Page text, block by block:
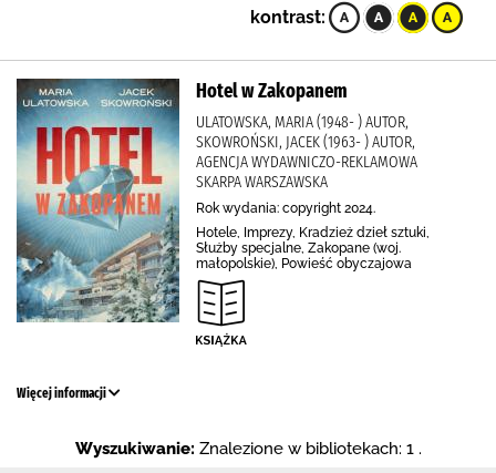
kontrast:
Hotel w Zakopanem
ULATOWSKA, MARIA (1948- ) AUTOR,
SKOWROŃSKI, JACEK (1963- ) AUTOR,
AGENCJA WYDAWNICZO-REKLAMOWA
SKARPA WARSZAWSKA
Rok wydania: copyright 2024.
Hotele, Imprezy, Kradzież dzieł sztuki,
Służby specjalne, Zakopane (woj.
małopolskie), Powieść obyczajowa
Więcej informacji
Wyszukiwanie: Znalezione w bibliotekach: 1 .